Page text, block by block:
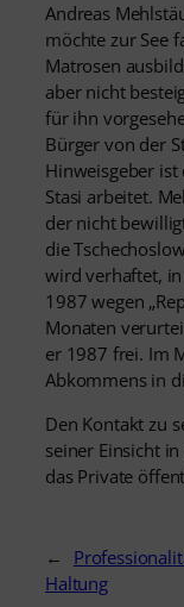
Andreas
möchte zur See
Matrosen
aber nicht
für ihn
Bürger von der
Hinweisgeber
Stasi arbeitet.
der nicht
die
wird verhaftet, in
1987 wegen
Monaten
er 1987 frei. Im
Abkommens in
Den Kontakt zu
seiner Einsicht
das Private
←
Haltung